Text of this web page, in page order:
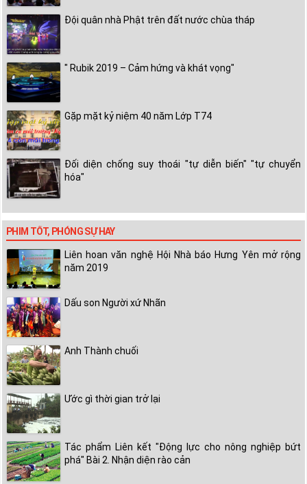
Đội quân nhà Phật trên đất nước chùa tháp
" Rubik 2019 – Cảm hứng và khát vọng"
Gặp mặt kỷ niệm 40 năm Lớp T74
Đối diện chống suy thoái "tự diễn biến" "tự chuyển
hóa"
PHIM TỐT, PHÓNG SỰ HAY
Liên hoan văn nghệ Hội Nhà báo Hưng Yên mở rộng
năm 2019
Dấu son Người xứ Nhãn
Anh Thành chuối
Ước gì thời gian trở lại
Tác phẩm Liên kết "Động lực cho nông nghiệp bứt
phá" Bài 2. Nhận diện rào cản